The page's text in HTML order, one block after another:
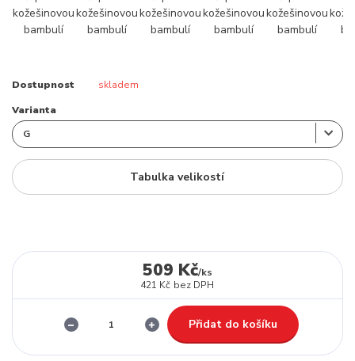
Dostupnost skladem
Varianta
Tabulka velikostí
509 Kč/ks
421 Kč bez DPH
Přidat do košíku